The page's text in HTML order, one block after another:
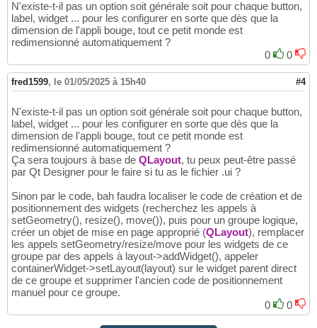
N'existe-t-il pas un option soit générale soit pour chaque button,
label, widget ... pour les configurer en sorte que dès que la
dimension de l'appli bouge, tout ce petit monde est
redimensionné automatiquement ?
0
0
fred1599, le 01/05/2025 à 15h40 #4
N'existe-t-il pas un option soit générale soit pour chaque button,
label, widget ... pour les configurer en sorte que dès que la
dimension de l'appli bouge, tout ce petit monde est
redimensionné automatiquement ?
Ça sera toujours à base de QLayout, tu peux peut-être passé
par Qt Designer pour le faire si tu as le fichier .ui ?
Sinon par le code, bah faudra localiser le code de création et de
positionnement des widgets (recherchez les appels à
setGeometry(), resize(), move()), puis pour un groupe logique,
créer un objet de mise en page approprié (QLayout), remplacer
les appels setGeometry/resize/move pour les widgets de ce
groupe par des appels à layout->addWidget(), appeler
containerWidget->setLayout(layout) sur le widget parent direct
de ce groupe et supprimer l'ancien code de positionnement
manuel pour ce groupe.
0
0